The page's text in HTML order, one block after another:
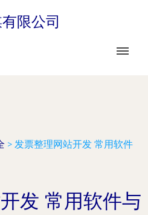
限公司
> 发票整理网站开发 常用软件
发 常用软件与